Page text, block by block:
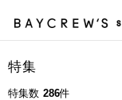
特集
特集数 286件